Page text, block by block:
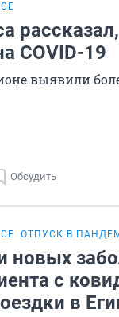
COVID-19
выявили
Обсудить
ОТПУСК В
новых
с
в